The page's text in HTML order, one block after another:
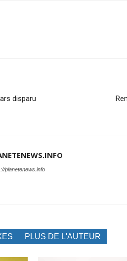
disparu
planetenews.info
PLUS DE L'AUTEUR